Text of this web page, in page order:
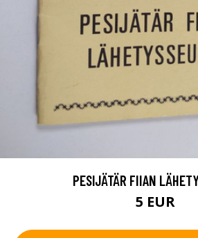
PESIJÄTÄR FIIAN
5 EUR